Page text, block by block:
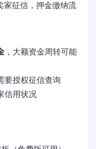
家征信，押金缴纳流
，大额资金周转可能
要授权征信查询
信用状况